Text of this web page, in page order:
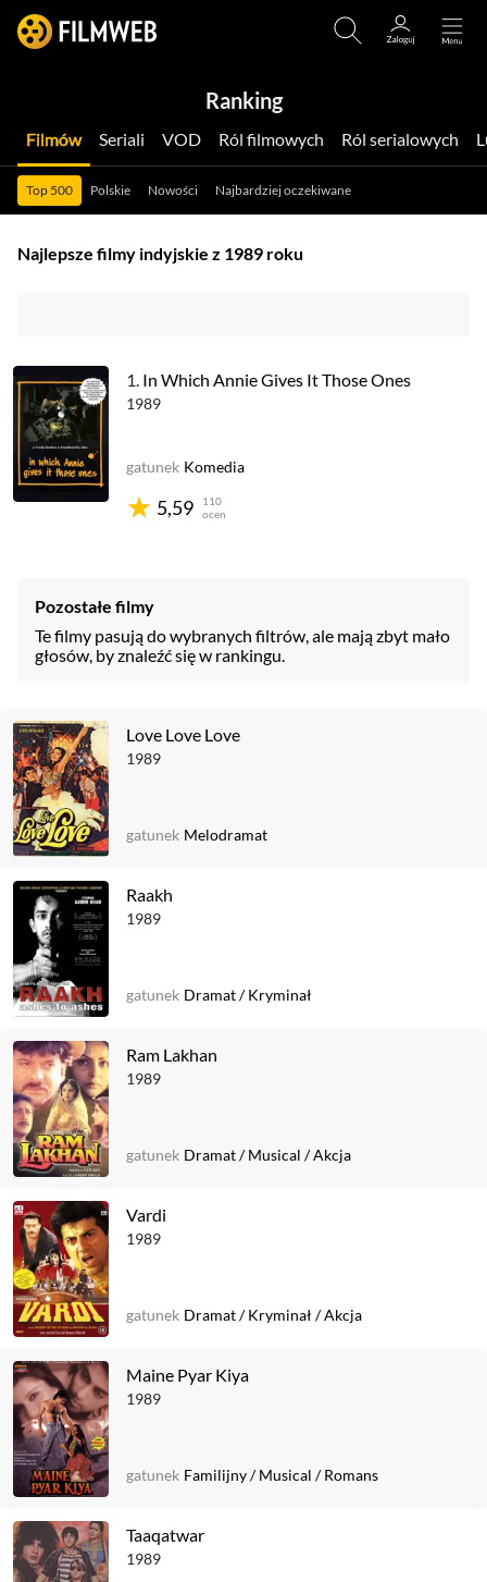
Ranking
Filmów Seriali VOD Ról filmowych Ról serialowych
Top 500 Polskie Nowości Najbardziej oczekiwane
Najlepsze filmy indyjskie z 1989 roku
1. In Which Annie Gives It Those Ones
1989
5,59
110
ocen
gatunek Komedia
Pozostałe filmy
Te filmy pasują do wybranych filtrów, ale mają zbyt mało
głosów, by znaleźć się w rankingu.
Love Love Love
1989
gatunek Melodramat
Raakh
1989
gatunek Dramat/Kryminał
Ram Lakhan
1989
gatunek Dramat/Musical /Akcja
Vardi
1989
gatunek Dramat/Kryminał /Akcja
Maine Pyar Kiya
1989
gatunek Familijny/Musical /Romans
Taaqatwar
1989